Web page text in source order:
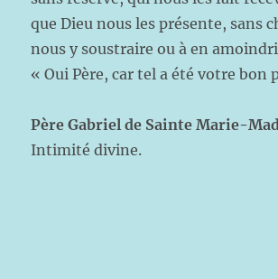
que Dieu nous les présente, sans
nous y soustraire ou à en
« Oui Père, car tel a été votre bon
Père Gabriel de Sainte Marie-
Intimité divine.